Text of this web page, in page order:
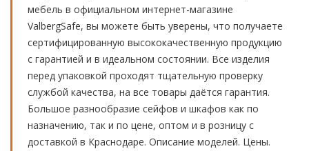
мебель в официальном интернет-магазине
ValbergSafe, вы можете быть уверены, что получаете
сертифицированную высококачественную продукцию
с гарантией и в идеальном состоянии. Все изделия
перед упаковкой проходят тщательную проверку
службой качества, на все товары даётся гарантия.
Большое разнообразие сейфов и шкафов как по
назначению, так и по цене, оптом и в розницу с
доставкой в Краснодаре. Описание моделей. Цены.